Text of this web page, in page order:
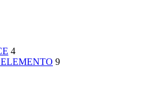
4
9